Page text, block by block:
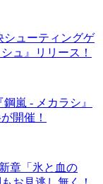
シューティングゲ
ュ』リリース！
嵐 - メカラシ』
開催！
章「氷と血の